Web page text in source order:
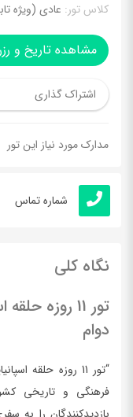
کلاس تور: عادی (ویژه
مشاهده تاریخ و
اشتراک گذاری
مدارک مورد نیاز این تور
شماره تماس
نگاه کلی
تور 11 روزه
دوام
“تور 11 روزه حلقه
فرهنگی و تاریخی